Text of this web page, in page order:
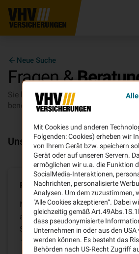
Neue Suche
Fragen &
Sie haben Fragen zu unseren
benötigen Beratung?
Unsere Services für Sie
Produktseiten auf vhv.de
Nutzen Sie unsere umfangreichen
auf vhv.de, um sich über unsere
Services zu informieren.
FAQ-Center auf vhv.de
Mit Cookies und anderen
Folgenden: Cookies) erheben wir
von Ihrem Gerät bzw. speichern
Gerät oder auf unseren Servern.
ermöglichen wir u.a. die Funktion
SocialMedia-Interaktionen,
Nachrichten, personalisierte
Analysen. Um dem zuzustimmen,
"Alle Cookies akzeptieren“. Dabei
gleichzeitig gemäß
dass pseudonymisierte
Unternehmen in oder aus den
werden können. Es besteht das
Behörden nach US-Recht Zugriff